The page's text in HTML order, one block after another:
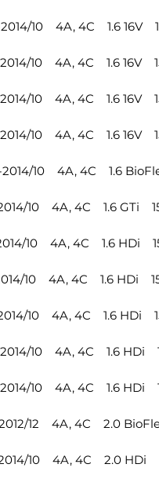
10 4A, 4C 1.6 16V
10 4A, 4C 1.6 16V
10 4A, 4C 1.6 16V
10 4A, 4C 1.6 16V
10 4A, 4C 1.6
10 4A, 4C 1.6 GTi
10 4A, 4C 1.6 HDi
10 4A, 4C 1.6 HDi
10 4A, 4C 1.6 HDi
10 4A, 4C 1.6 HDi
10 4A, 4C 1.6 HDi
12 4A, 4C 2.0
10 4A, 4C 2.0 HDi